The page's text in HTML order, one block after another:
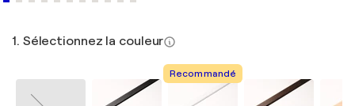
1. Sélectionnez la couleur
Recommandé